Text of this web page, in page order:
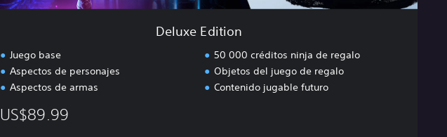
Deluxe Edition
Juego base
Aspectos de personajes
Aspectos de armas
50 000 créditos ninja de regalo
Objetos del juego de regalo
Contenido jugable futuro
US$89.99